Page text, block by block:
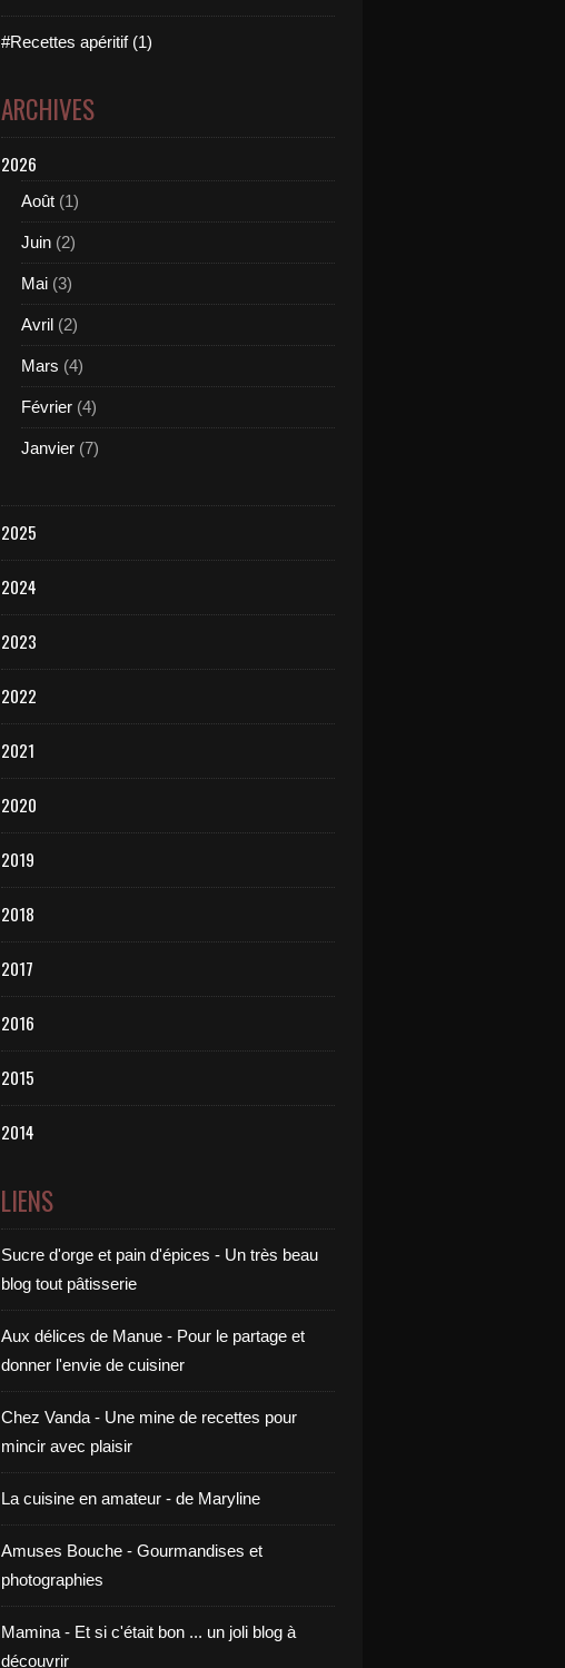
#Recettes apéritif (1)
ARCHIVES
2026
Août (1)
Juin (2)
Mai (3)
Avril (2)
Mars (4)
Février (4)
Janvier (7)
2025
2024
2023
2022
2021
2020
2019
2018
2017
2016
2015
2014
LIENS
Sucre d'orge et pain d'épices - Un très beau
blog tout pâtisserie
Aux délices de Manue - Pour le partage et
donner l'envie de cuisiner
Chez Vanda - Une mine de recettes pour
mincir avec plaisir
La cuisine en amateur - de Maryline
Amuses Bouche - Gourmandises et
photographies
Mamina - Et si c'était bon ... un joli blog à
découvrir